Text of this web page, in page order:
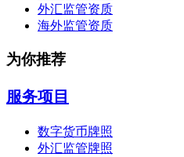
外汇监管资质
海外监管资质
为你推荐
服务项目
数字货币牌照
外汇监管牌照